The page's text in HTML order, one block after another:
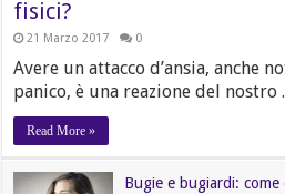
fisici?
21 Marzo 2017 0
Avere un attacco d’ansia, anche
panico, è una reazione del nostro
Read More »
Bugie e bugiardi: